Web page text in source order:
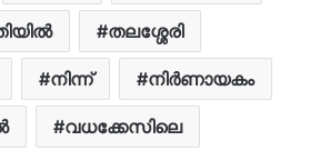
തലശ്ശേരി
നിന്ന് നിർണായകം
വധക്കേസിലെ